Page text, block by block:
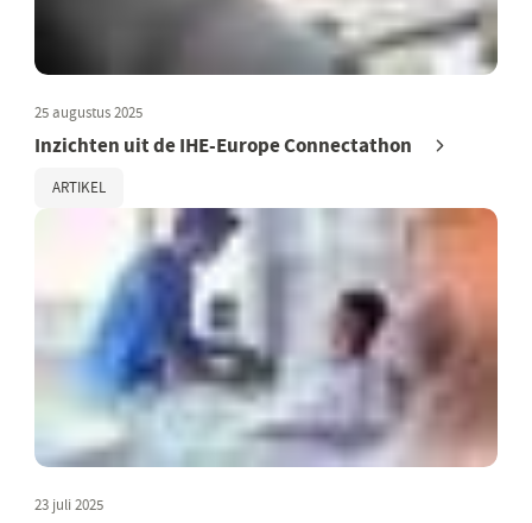
25 augustus 2025
Inzichten uit de IHE-Europe Connectathon
ARTIKEL
23 juli 2025